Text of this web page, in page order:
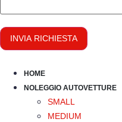
INVIA RICHIESTA
HOME
NOLEGGIO AUTOVETTURE
SMALL
MEDIUM